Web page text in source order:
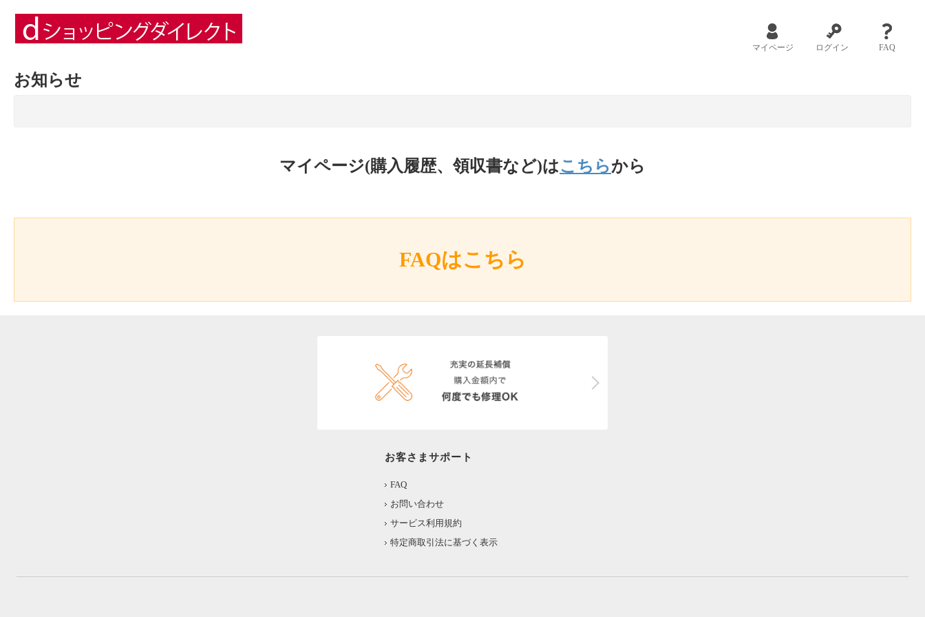
マイページ ログイン FAQ
お知らせ
マイページ(購入履歴、領収書など)はこちらから
FAQはこちら
お客さまサポート
FAQ
お問い合わせ
サービス利用規約
特定商取引法に基づく表示